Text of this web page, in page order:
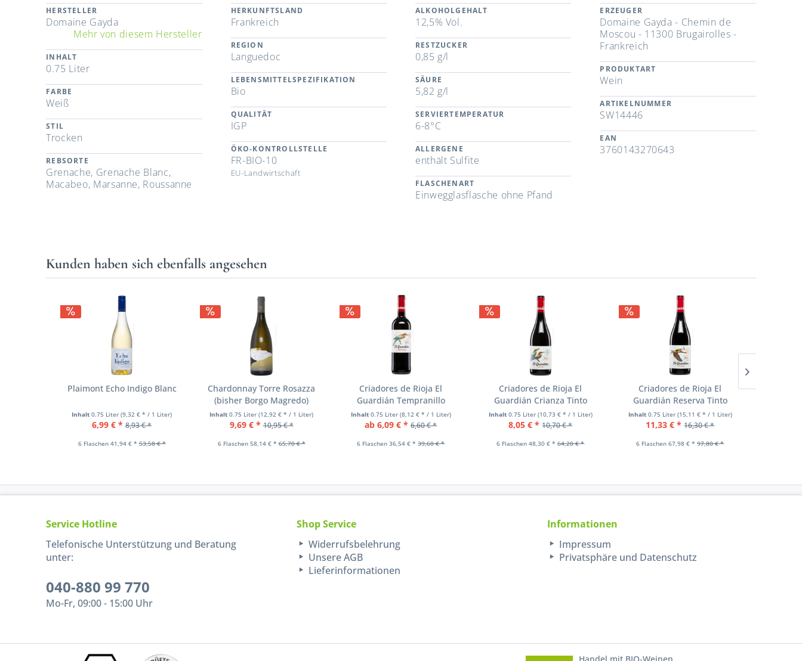
HERSTELLER
Domaine Gayda
Mehr von diesem Hersteller
INHALT
0.75 Liter
FARBE
Weiß
STIL
Trocken
REBSORTE
Grenache, Grenache Blanc,
Macabeo, Marsanne, Roussanne
HERKUNFTSLAND
Frankreich
REGION
Languedoc
LEBENSMITTELSPEZIFIKATION
Bio
QUALITÄT
IGP
ÖKO-KONTROLLSTELLE
FR-BIO-10
EU-Landwirtschaft
ALKOHOLGEHALT
12,5% Vol.
RESTZUCKER
0,85 g/l
SÄURE
5,82 g/l
SERVIERTEMPERATUR
6-8°C
ALLERGENE
enthält Sulfite
FLASCHENART
Einwegglasflasche ohne Pfand
ERZEUGER
Domaine Gayda - Chemin de
Moscou - 11300 Brugairolles -
Frankreich
PRODUKTART
Wein
ARTIKELNUMMER
SW14446
EAN
3760143270643
Kunden haben sich ebenfalls angesehen
Plaimont Echo Indigo Blanc
Inhalt0.75 Liter(9,32 € * / 1 Liter)
6,99 € * 8,93 € *
6 Flaschen 41,94 € * 53,58 € *
Chardonnay Torre Rosazza
(bisher Borgo Magredo)
Inhalt0.75 Liter(12,92 € * / 1 Liter)
9,69 € * 10,95 € *
6 Flaschen 58,14 € * 65,70 € *
Criadores de Rioja El
Guardián Tempranillo
Inhalt 0.75 Liter (8,12 € * / 1 Liter)
ab 6,09 € * 6,60 € *
6 Flaschen 36,54 € * 39,60 € *
Criadores de Rioja El
Guardián Crianza Tinto
Inhalt 0.75 Liter (10,73 € * / 1 Liter)
8,05 € * 10,70 € *
6 Flaschen 48,30 € * 64,20 € *
Criadores de Rioja El
Guardián Reserva Tinto
Inhalt 0.75 Liter (15,11 € * / 1 Liter)
11,33 € * 16,30 € *
6 Flaschen 67,98 € * 97,80 € *
Service Hotline
Telefonische Unterstützung und Beratung
unter:
040-880 99 770
Mo-Fr, 09:00 - 15:00 Uhr
Shop Service
Widerrufsbelehrung
Unsere AGB
Lieferinformationen
Informationen
Impressum
Privatsphäre und Datenschutz
Handel mit BIO-Weinen